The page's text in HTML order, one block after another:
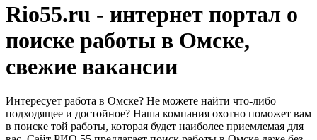
Rio55.ru - интернет портал о
поиске работы в Омске,
свежие вакансии
Интересует работа в Омске? Не можете найти что-либо
подходящее и достойное? Наша компания охотно поможет вам
в поиске той работы, которая будет наиболее приемлемая для